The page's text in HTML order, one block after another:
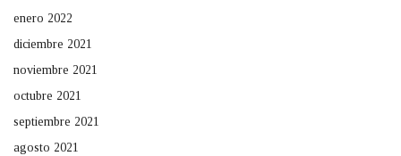
enero 2022
diciembre 2021
noviembre 2021
octubre 2021
septiembre 2021
agosto 2021